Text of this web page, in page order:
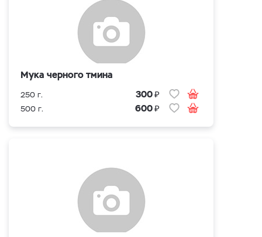
Мука черного тмина
250 г. 300₽
500 г. 600₽